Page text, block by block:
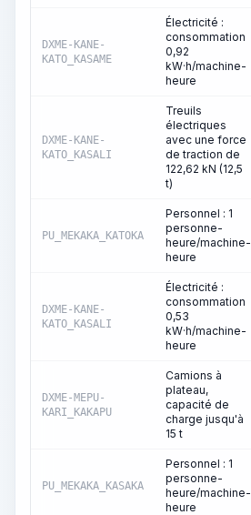
DXME-KANE-
KATO_KASAME
Électricité :
consommation
0,92
kW·h/machine-
heure
DXME-KANE-
KATO_KASALI
Treuils
électriques
avec une force
de traction de
122,62 kN (12,5
t)
PU_MEKAKA_KATOKA
Personnel : 1
personne-
heure/machine-
heure
DXME-KANE-
KATO_KASALI
Électricité :
consommation
0,53
kW·h/machine-
heure
DXME-MEPU-
KARI_KAKAPU
Camions à
plateau,
capacité de
charge jusqu'à
15 t
PU_MEKAKA_KASAKA
Personnel : 1
personne-
heure/machine-
heure